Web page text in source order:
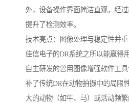
外，设备操作界面简洁直观，经过
提升了检测效率。
技术亮点：图像处理与稳定性并重
佳信电子的DR系统之所以能赢得
自主研发的兽用图像增强软件工
补了传统DR在动物拍摄中的局限
大的动物（如牛、马）或活动频